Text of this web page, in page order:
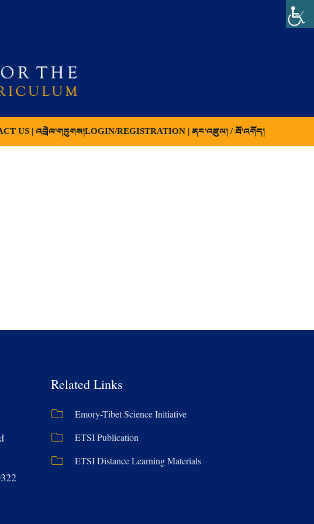
US | འབྲེལ་གཏུགས།LOGIN/REGISTRATION | ནང་འཛུལ། / ཐོ་འགོད།
Related Links
Emory-Tibet Science Initiative
ETSI Publication
ETSI Distance Learning Materials